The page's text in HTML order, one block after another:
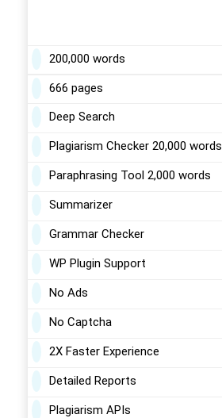
200,000 words
666 pages
Deep Search
Plagiarism Checker 20,000 words
Paraphrasing Tool 2,000 words
Summarizer
Grammar Checker
WP Plugin Support
No Ads
No Captcha
2X Faster Experience
Detailed Reports
Plagiarism APIs